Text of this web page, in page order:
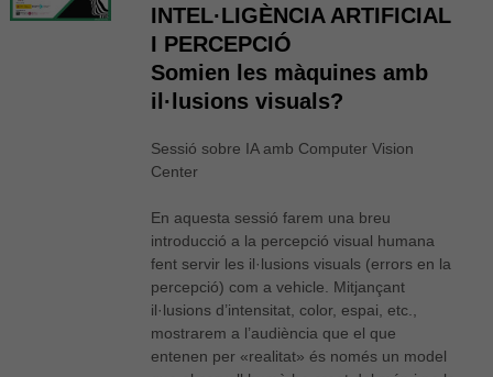
INTEL·LIGÈNCIA ARTIFICIAL
I PERCEPCIÓ
Somien les màquines amb
il·lusions visuals?
Sessió sobre IA amb Computer Vision
Center
En aquesta sessió farem una breu
introducció a la percepció visual humana
fent servir les il·lusions visuals (errors en la
percepció) com a vehicle. Mitjançant
il·lusions d’intensitat, color, espai, etc.,
mostrarem a l’audiència que el que
entenen per «realitat» és només un model